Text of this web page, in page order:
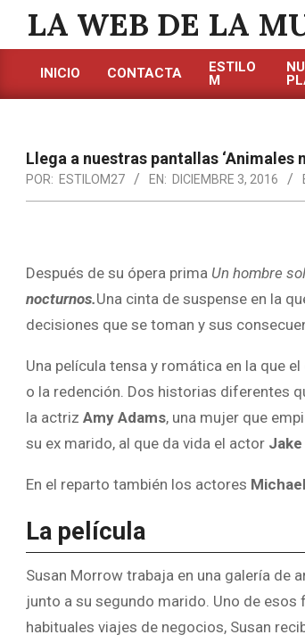
contenido
LA WEB DE LA
principal
INICIO CONTACTA
ESTILO
M
Llega a nuestras pantallas ‘Animales
POR: ESTILOM27 EN: DICIEMBRE 3, 2016
Después de su ópera prima Un hombre
nocturnos.Una cinta de suspense en la
decisiones que se toman y sus
Una película tensa y romática en la que
o la redención. Dos historias diferentes
la actriz Amy Adams, una mujer que
su ex marido, al que da vida el actor
En el reparto también los actores
La película
Susan Morrow trabaja en una galería de
junto a su segundo marido. Uno de
habituales viajes de negocios, Susan